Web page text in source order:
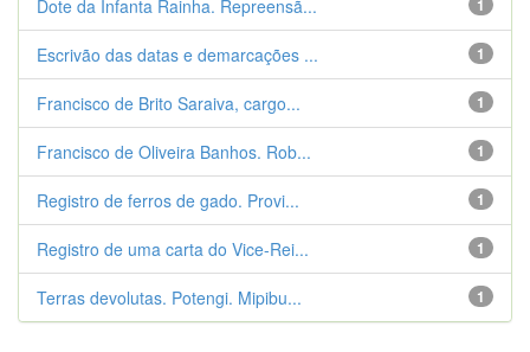
1
Dote da Infanta Rainha. Repreensã...
1
Escrivão das datas e demarcações ...
1
Francisco de Brito Saraiva, cargo...
1
Francisco de Oliveira Banhos. Rob...
1
Registro de ferros de gado. Provi...
1
Registro de uma carta do Vice-Rei...
1
Terras devolutas. Potengi. Mipibu...